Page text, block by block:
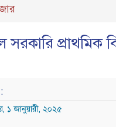
প্রাথমিক
১ জানুয়ারী, ২০২৫